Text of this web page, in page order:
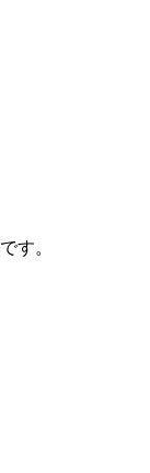
す。